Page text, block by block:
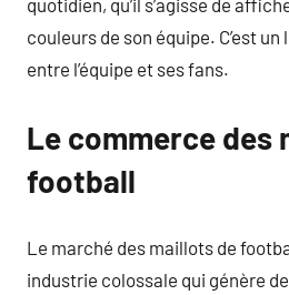
quotidien, qu’il s’agisse de
couleurs de son équipe. C’est
entre l’équipe et ses fans.
Le commerce des
football
Le marché des maillots de
industrie colossale qui génère